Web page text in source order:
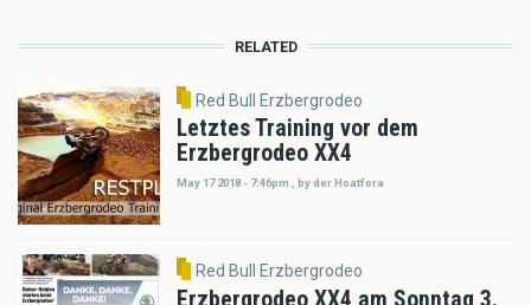
RELATED
Red Bull Erzbergrodeo
Letztes Training vor dem
Erzbergrodeo XX4
May 17 2018 - 7:46pm byder Hoatfora
Red Bull Erzbergrodeo